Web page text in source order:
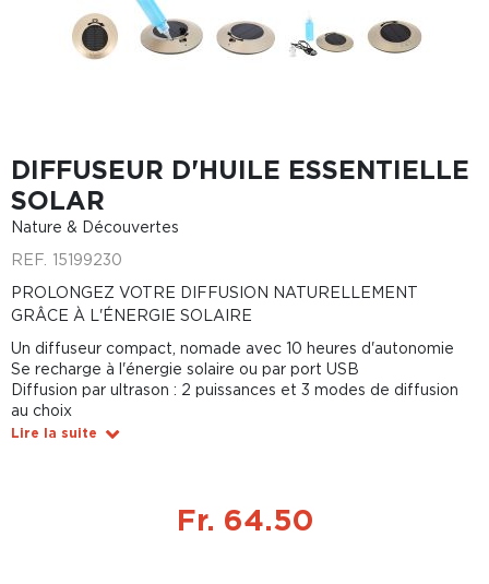
DIFFUSEUR D'HUILE ESSENTIELLE
SOLAR
Nature & Découvertes
REF. 15199230
PROLONGEZ VOTRE DIFFUSION NATURELLEMENT
GRÂCE À L'ÉNERGIE SOLAIRE
Un diffuseur compact, nomade avec 10 heures d'autonomie
Se recharge à l'énergie solaire ou par port USB
Diffusion par ultrason : 2 puissances et 3 modes de diffusion
au choix
Lire la suite
Fr. 64.50